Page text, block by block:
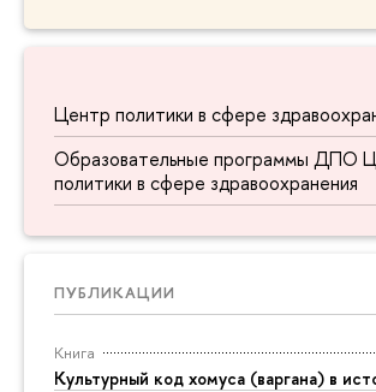
Центр политики в сфере
Образовательные программы ДПО
политики в сфере здравоохранения
ПУБЛИКАЦИИ
Книга
Культурный код хомуса (варгана) в